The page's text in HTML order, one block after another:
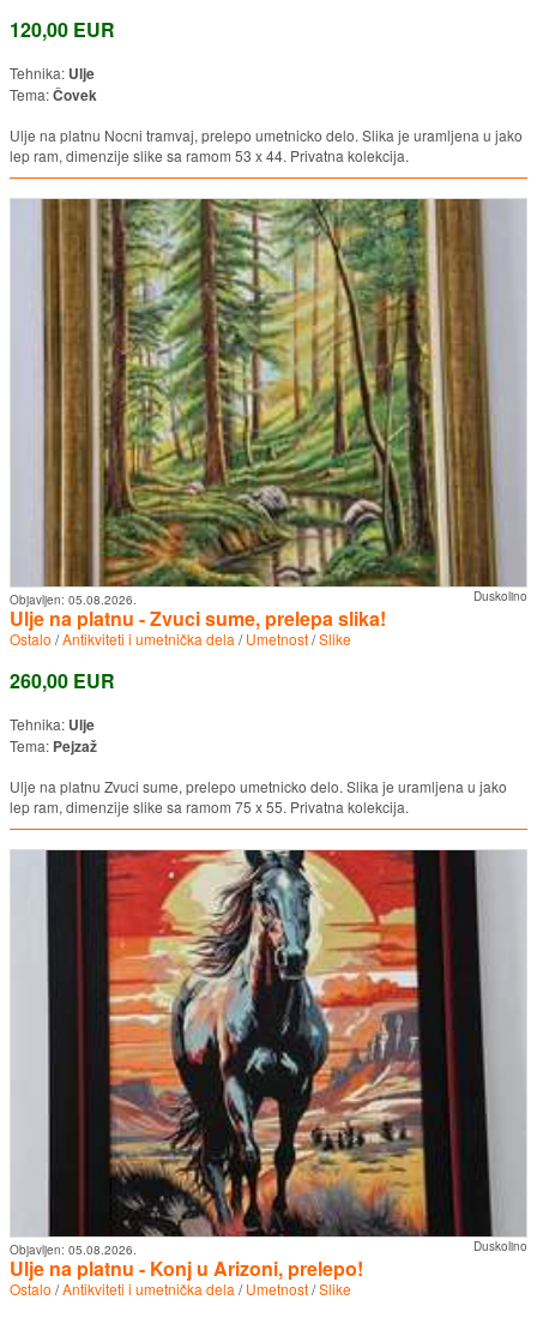
120,00 EUR
Tehnika: Ulje
Tema:Čovek
Ulje na platnu Nocni tramvaj, prelepo umetnicko delo. Slika je uramljena u jako
lep ram, dimenzije slike sa ramom 53 x 44. Privatna kolekcija.
Duskolino
Objavljen: 05.08.2026.
Ulje na platnu - Zvuci sume, prelepa slika!
Ostalo /Antikviteti i umetnička dela /Umetnost/Slike
260,00 EUR
Tehnika: Ulje
Tema: Pejzaž
Ulje na platnu Zvuci sume, prelepo umetnicko delo. Slika je uramljena u jako
lep ram, dimenzije slike sa ramom 75 x 55. Privatna kolekcija.
Duskolino
Objavljen: 05.08.2026.
Ulje na platnu - Konj u Arizoni, prelepo!
Ostalo /Antikviteti i umetnička dela /Umetnost/Slike